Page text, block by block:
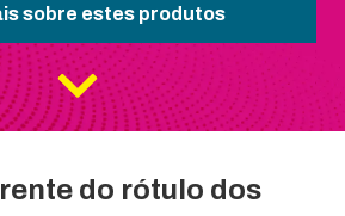
sobre estes produtos
do rótulo dos
Não, obrigado.